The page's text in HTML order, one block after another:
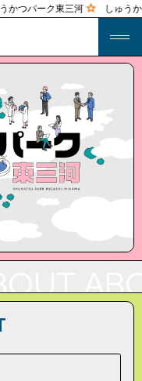
つパーク東三河
しゅうか